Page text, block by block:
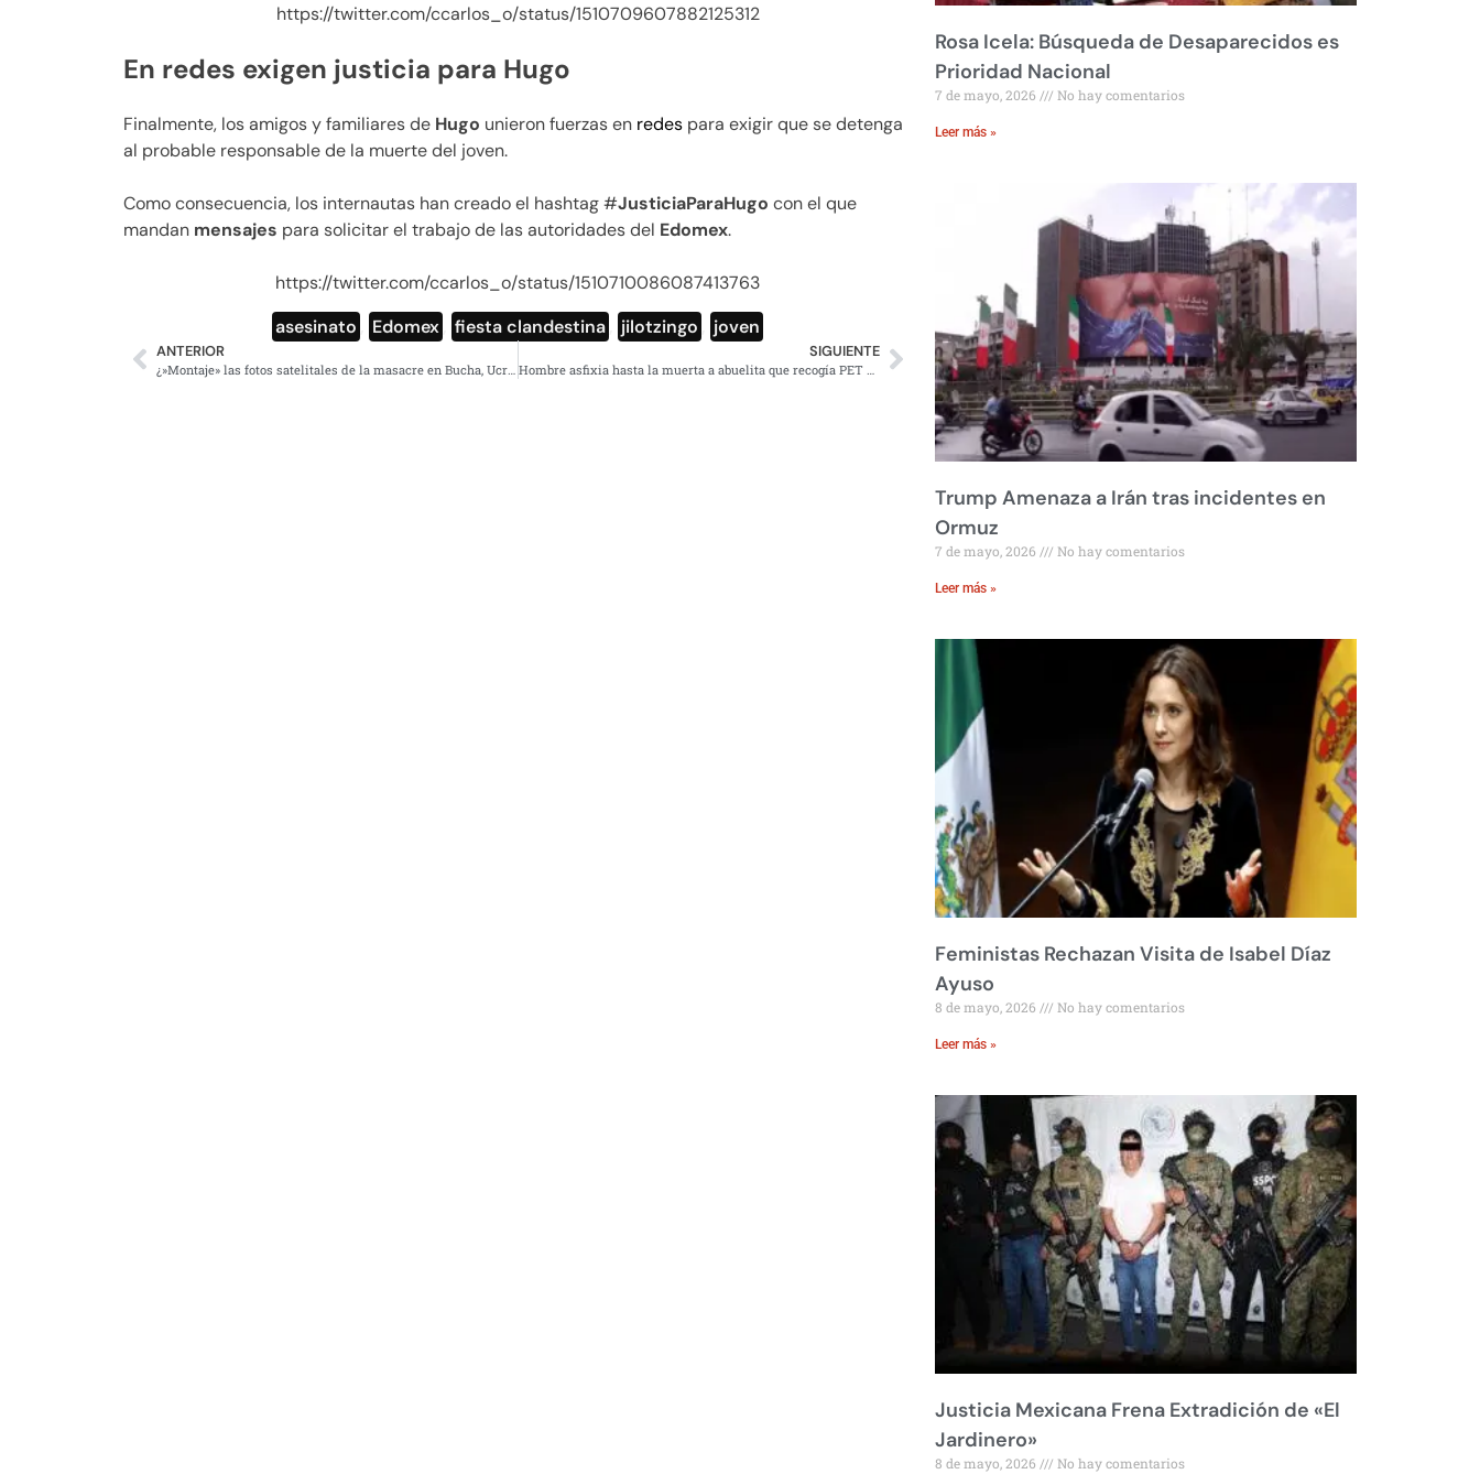
https://twitter.com/ccarlos_o/status/1510709607882125312
En redes exigen justicia para Hugo
Finalmente, los amigos y familiares de Hugo unieron fuerzas en redes para exigir que se detenga
al probable responsable de la muerte del joven.
Como consecuencia, los internautas han creado el hashtag #JusticiaParaHugo con el que
mandan mensajes para solicitar el trabajo de las autoridades del Edomex.
https://twitter.com/ccarlos_o/status/1510710086087413763
asesinato
Edomex fiesta clandestina jilotzingo joven
ANTERIOR SIGUIENTE
Rosa Icela: Búsqueda de Desaparecidos es
Prioridad Nacional
7 de mayo, 2026 No hay comentarios
Leer más »
Trump Amenaza a Irán tras incidentes en
Ormuz
7 de mayo, 2026 No hay comentarios
Leer más »
Feministas Rechazan Visita de Isabel Díaz
Ayuso
8 de mayo, 2026 No hay comentarios
Leer más »
Justicia Mexicana Frena Extradición de «El
Jardinero»
8 de mayo, 2026 No hay comentarios